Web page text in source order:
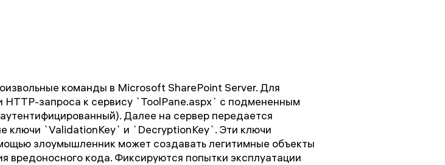
команды в Microsoft SharePoint Server. Для
HTTP-запроса к сервису `ToolPane.aspx` с подмененным
Далее на сервер передается
ключи `ValidationKey` и `DecryptionKey`. Эти ключи
злоумышленник может создавать легитимные объекты
вредоносного кода. Фиксируются попытки эксплуатации